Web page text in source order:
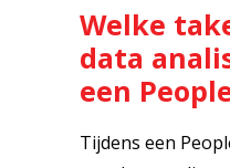
Welke
data
een
Tijdens een